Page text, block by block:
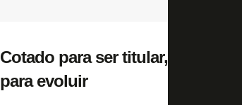
Cotado para ser titular, Gabriel
para evoluir